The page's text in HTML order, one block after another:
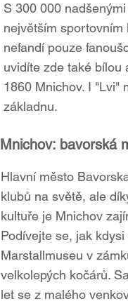
S 300 000
největším sportovním
nefandí pouze
uvidíte zde také bílou
1860 Mnichov. I "Lvi"
základnu.
Mnichov: bavorská
Hlavní město
klubů na světě, ale
kultuře je Mnichov
Podívejte se, jak
Marstallmuseu v
velkolepých kočárů.
let se z malého